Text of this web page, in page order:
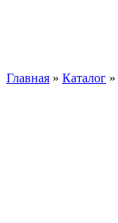
Главная » Каталог »